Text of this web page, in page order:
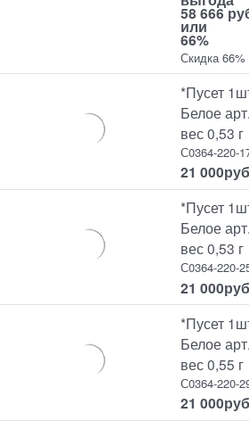
58 666
или
66%
Скидка 66%
*Пусет
Белое
вес 0,53 г
С0364-220-
21 000
*Пусет
Белое
вес 0,53 г
С0364-220-
21 000
*Пусет
Белое
вес 0,55 г
С0364-220-
21 000